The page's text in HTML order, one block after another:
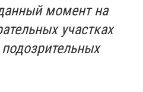
момент на
участках